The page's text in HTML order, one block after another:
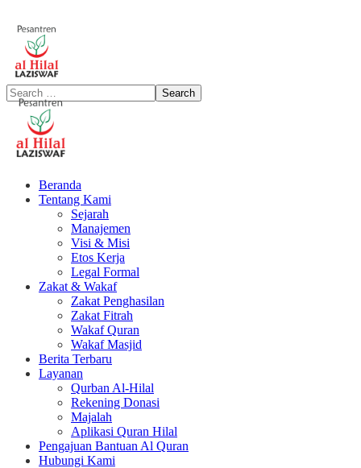
Beranda
Tentang Kami
Sejarah
Manajemen
Visi & Misi
Etos Kerja
Legal Formal
Zakat & Wakaf
Zakat Penghasilan
Zakat Fitrah
Wakaf Quran
Wakaf Masjid
Berita Terbaru
Layanan
Qurban Al-Hilal
Rekening Donasi
Majalah
Aplikasi Quran Hilal
Pengajuan Bantuan Al Quran
Hubungi Kami